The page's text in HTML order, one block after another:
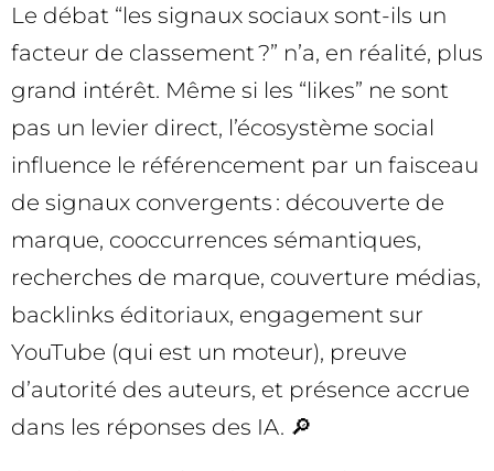
Le débat “les signaux sociaux sont-ils un
facteur de classement ?” n’a, en réalité, plus
grand intérêt. Même si les “likes” ne sont
pas un levier direct, l’écosystème social
influence le référencement par un faisceau
de signaux convergents : découverte de
marque, cooccurrences sémantiques,
recherches de marque, couverture médias,
backlinks éditoriaux, engagement sur
YouTube (qui est un moteur), preuve
d’autorité des auteurs, et présence accrue
dans les réponses des IA. 🔎